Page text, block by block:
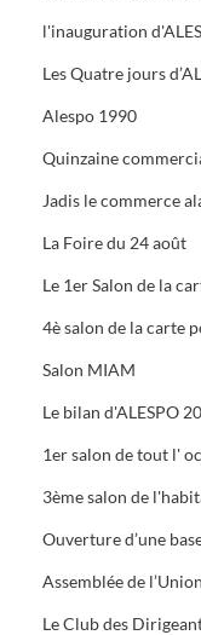
l'inauguration
Les Quatre jours
Alespo 1990
Quinzaine
Jadis le commerce
La Foire du 24 août
Le 1er Salon de la
4è salon de la carte
Salon MIAM
Le bilan d'ALESPO
1er salon de tout l'
3ème salon de
Assemblée de
Le Club des